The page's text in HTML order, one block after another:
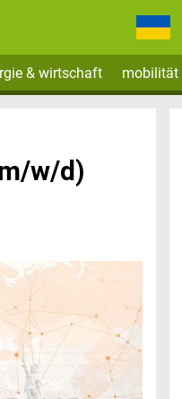
& wirtschaft mobilität
w/d)